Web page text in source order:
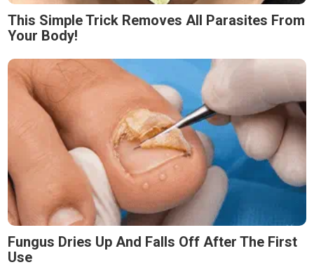
This Simple Trick Removes All Parasites From
Your Body!
Fungus Dries Up And Falls Off After The First
Use